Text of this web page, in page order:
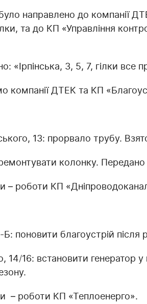
направлено до компанії
та до КП «Управління
«Ірпінська, 3, 5, 7, гілки
компанії ДТЕК та КП
13: прорвало трубу.
колонку.
– роботи КП
поновити благоустрій після
14/16: встановити генератор
– роботи КП «Теплоенерго».